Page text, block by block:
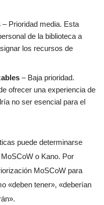
– Prioridad media. Esta
de la biblioteca a
los recursos de
– Baja prioridad.
ofrecer una experiencia de
no ser esencial para el
puede determinarse
o Kano. Por
MoSCoW para
«deben tener», «deberían